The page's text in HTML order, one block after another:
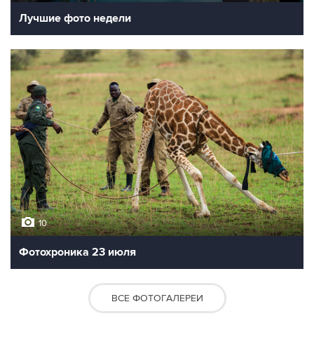
Лучшие фото недели
10
Фотохроника 23 июля
ВСЕ ФОТОГАЛЕРЕИ